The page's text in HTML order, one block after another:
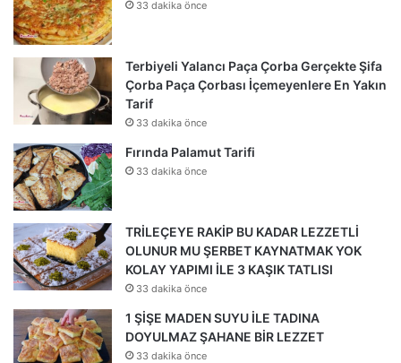
33 dakika önce
Terbiyeli Yalancı Paça Çorba Gerçekte Şifa
Çorba Paça Çorbası İçemeyenlere En Yakın
Tarif
33 dakika önce
Fırında Palamut Tarifi
33 dakika önce
TRİLEÇEYE RAKİP BU KADAR LEZZETLİ
OLUNUR MU ŞERBET KAYNATMAK YOK
KOLAY YAPIMI İLE 3 KAŞIK TATLISI
33 dakika önce
1 ŞİŞE MADEN SUYU İLE TADINA
DOYULMAZ ŞAHANE BİR LEZZET
33 dakika önce